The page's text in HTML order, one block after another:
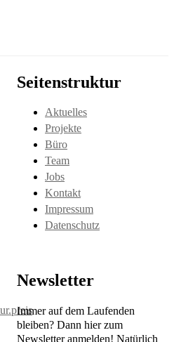
Seitenstruktur
Aktuelles
Projekte
Büro
Team
Jobs
Kontakt
Impressum
Datenschutz
Newsletter
Immer auf dem Laufenden
bleiben? Dann hier zum
Newsletter anmelden! Natürlich